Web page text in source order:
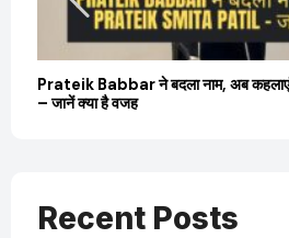
Prateik Babbar ने बदला नाम, अब
– जानें क्या है वजह
Recent Posts